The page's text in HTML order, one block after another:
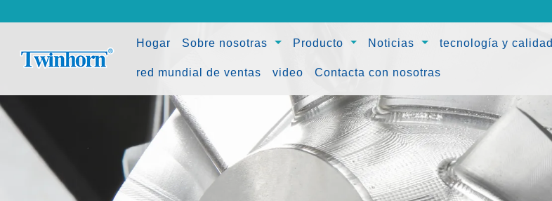
Hogar (current)
Sobre nosotras Producto Noticias tecnología y calidad
red mundial de ventas video Contacta con nosotras